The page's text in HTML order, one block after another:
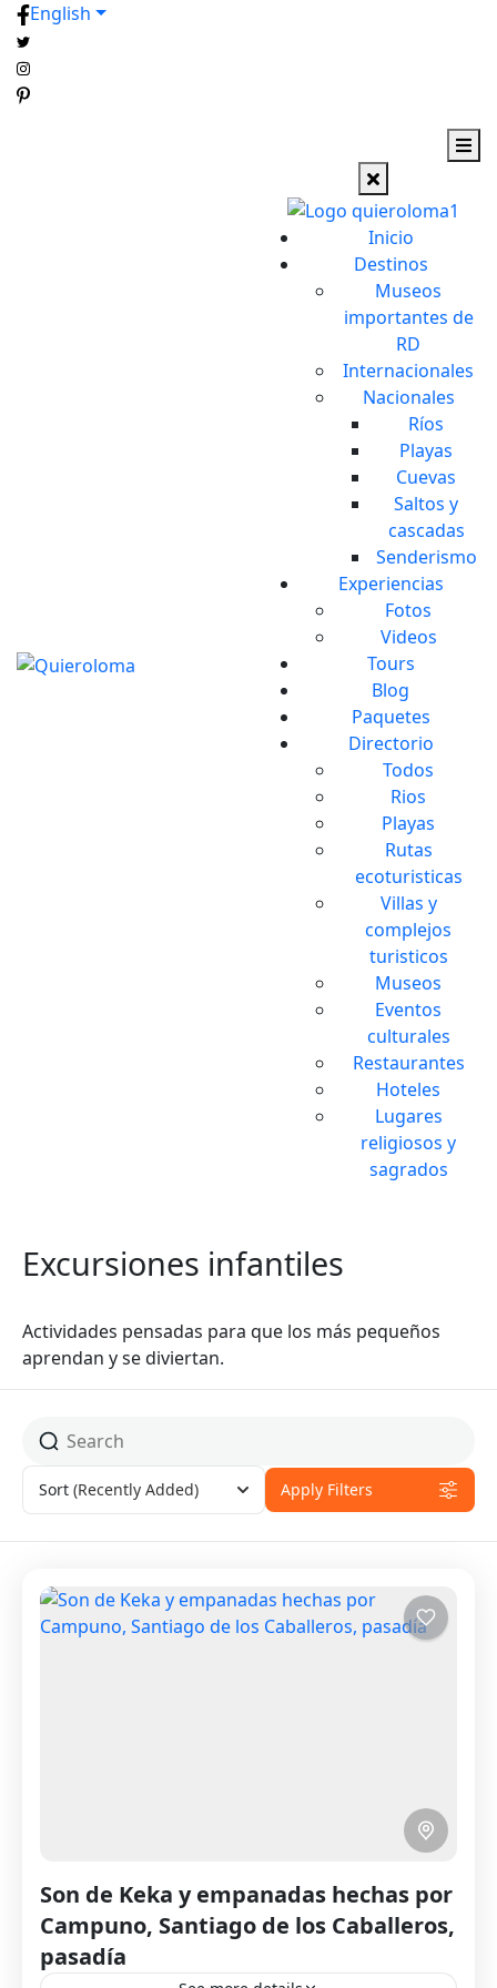
English
Inicio
Destinos
Museos
importantes de
RD
Internacionales
Nacionales
Ríos
Playas
Cuevas
Saltos y
cascadas
Senderismo
Experiencias
Fotos
Videos
Tours
Blog
Paquetes
Directorio
Todos
Rios
Playas
Rutas
ecoturisticas
Villas y
complejos
turisticos
Museos
Eventos
culturales
Restaurantes
Hoteles
Lugares
religiosos y
sagrados
Excursiones infantiles
Actividades pensadas para que los más pequeños
aprendan y se diviertan.
Sort (Recently Added) Apply Filters
Son de Keka y empanadas hechas por
Campuno, Santiago de los Caballeros,
pasadía